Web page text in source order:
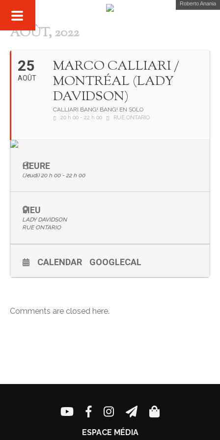
Roberto Anania
AOÛT, 2022
25
AOÛT
MARCO CALLIARI /
MONTRÉAL (LADY
DAVIDSON)
CALLIARI BANG! BANG! EN SOLO
20 h 00 - 22 h 00 RUE ONTARIO
HEURE
(Jeudi) 20 h 00 - 22 h 00
LIEU
LADY DAVIDSON
RUE ONTARIO
CALENDAR GOOGLECAL
Comments are closed here.
ESPACE MÉDIA